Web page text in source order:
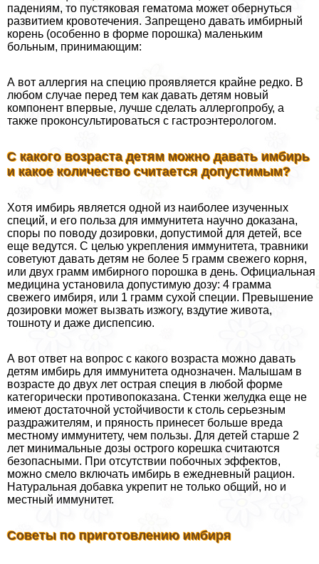
падениям, то пустяковая гематома может обернуться
развитием кровотечения. Запрещено давать имбирный
корень (особенно в форме порошка) маленьким
больным, принимающим:
А вот аллергия на специю проявляется крайне редко. В
любом случае перед тем как давать детям новый
компонент впервые, лучше сделать аллергопробу, а
также проконсультироваться с гастроэнтерологом.
С какого возраста детям можно давать имбирь
и какое количество считается допустимым?
Хотя имбирь является одной из наиболее изученных
специй, и его польза для иммунитета научно доказана,
споры по поводу дозировки, допустимой для детей, все
еще ведутся. С целью укрепления иммунитета, травники
советуют давать детям не более 5 грамм свежего корня,
или двух грамм имбирного порошка в день. Официальная
медицина установила допустимую дозу: 4 грамма
свежего имбиря, или 1 грамм сухой специи. Превышение
дозировки может вызвать изжогу, вздутие живота,
тошноту и даже диспепсию.
А вот ответ на вопрос с какого возраста можно давать
детям имбирь для иммунитета однозначен. Малышам в
возрасте до двух лет острая специя в любой форме
категорически противопоказана. Стенки желудка еще не
имеют достаточной устойчивости к столь серьезным
раздражителям, и пряность принесет больше вреда
местному иммунитету, чем пользы. Для детей старше 2
лет минимальные дозы острого корешка считаются
безопасными. При отсутствии побочных эффектов,
можно смело включать имбирь в ежедневный рацион.
Натуральная добавка укрепит не только общий, но и
местный иммунитет.
Советы по приготовлению имбиря